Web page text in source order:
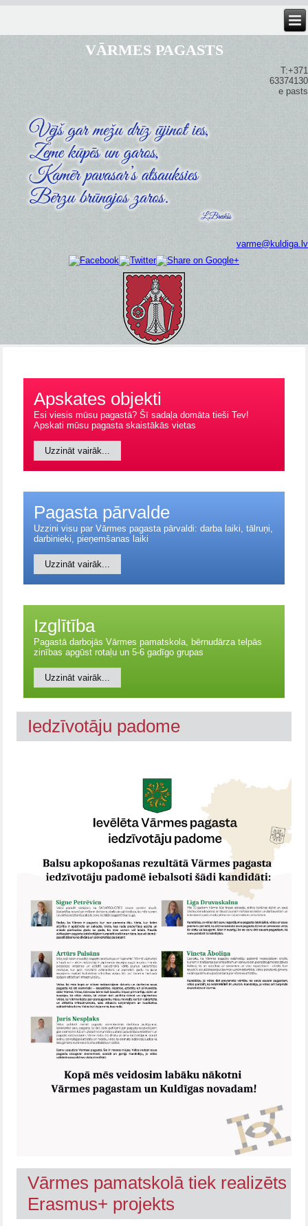
VĀRMES PAGASTS
T:+371
63374130
e pasts
varme@kuldiga.lv
Apskates objekti
Esi viesis mūsu pagastā? Šī sadaļa domāta tieši Tev!
Apskati mūsu pagasta skaistākās vietas
Uzzināt vairāk...
Pagasta pārvalde
Uzzini visu par Vārmes pagasta pārvaldi: darba laiki, tālruņi,
darbinieki, pieņemšanas laiki
Uzzināt vairāk...
Izglītība
Pagastā darbojās Vārmes pamatskola, bērnudārza telpās
zinības apgūst rotaļu un 5-6 gadīgo grupas
Uzzināt vairāk...
Iedzīvotāju padome
Vārmes pamatskolā tiek realizēts
Erasmus+ projekts